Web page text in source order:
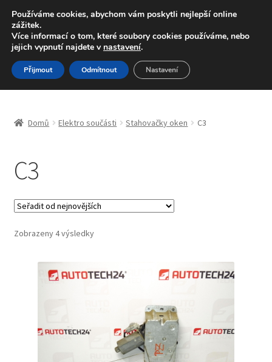
DOPRAVA od 139,-Kč
Volejte po-pá 9-16 704 494 494
Přeskočit
na
navigaci
Přejít
k
obsahu
Celosvětová doprava
Doprava
Kontakt
Domů Elektro součásti Stahovačky oken C3
C3
Zobrazeny 4 výsledkySeřazeno
Používáme cookies, abychom vám poskytli nejlepší online
zážitek.
Více informací o tom, které soubory cookies používáme, nebo
jejich vypnutí najdete v nastavení.
Přijmout Odmítnout Nastavení